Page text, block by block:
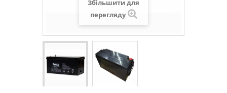
Збільшити для
перегляду